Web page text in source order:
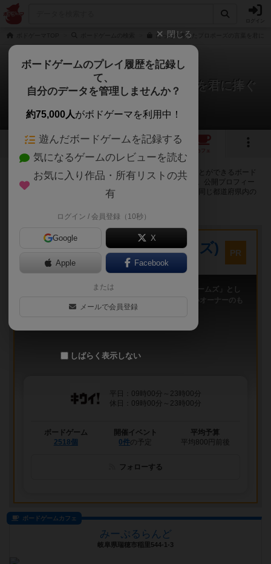
たった今考えたプロポーズの言葉を君に
たった今考えたプロポーズの言葉を君に捧ぐ
よ。
350店のカフェ/スペースが提供中
11 6 41
カフェ
たった今考えたプロポーズの言葉を君に捧ぐよ。で遊ぶことができるボード
ゲームカフェ・プレイスペースが350店登録されています。公開プロフィー
ルの都道府県が設定されたアカウントでログインすると、同じ都道府県内の
キウイ！(旧:キウイゲームズ)
大阪府大阪市中央区森ノ宮中央2-8-2 永田中央ビル2階
PR
「キウイ！」は、2011年9月大阪日本橋で「キウイゲームズ」とし
てスタートしたボードゲームカフェです。 今は新しいオーナーのも
平日：09時00分～23時00分
休日：09時00分～23時00分
ボードゲーム
2518個
開催イベント
0件の予定
平均予算
平均800円前後
フォローする
ボードゲームカフェ
みーぷるらんど
岐阜県瑞穂市稲里544-1-3
閉じる
ボードゲームのプレイ履歴を記録し
て、
自分のデータを管理しませんか？
約75,000人がボドゲーマを利用中！
遊んだボードゲームを記録する
気になるゲームのレビューを読む
お気に入り作品・所有リストの共
有
ログイン / 会員登録（10秒）
Google X
Apple Facebook
または
メールで会員登録
しばらく表示しない